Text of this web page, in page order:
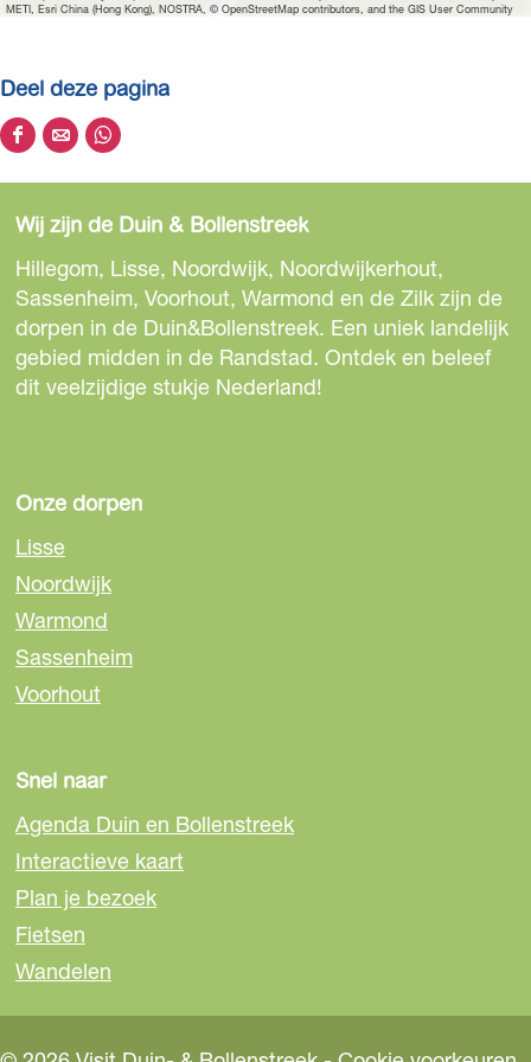
METI, Esri China (Hong Kong), NOSTRA, © OpenStreetMap contributors, and the GIS User Community
Deel deze pagina
D
e
l
d
e
z
e
p
n
a
o
p
F
a
c
e
o
k
D
e
l
d
e
z
e
p
n
o
p
e
-
m
a
D
e
l
d
e
z
e
p
n
p
W
h
A
p
Wij zijn de Duin & Bollenstreek
Hillegom, Lisse, Noordwijk, Noordwijkerhout,
Sassenheim, Voorhout, Warmond en de Zilk zijn de
dorpen in de Duin&Bollenstreek. Een uniek landelijk
gebied midden in de Randstad. Ontdek en beleef
dit veelzijdige stukje Nederland!
Onze dorpen
Lisse
Noordwijk
Warmond
Sassenheim
Voorhout
Snel naar
Agenda Duin en Bollenstreek
Interactieve kaart
Plan je bezoek
Fietsen
Wandelen